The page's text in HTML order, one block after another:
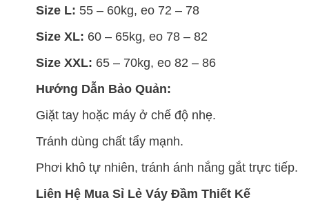
Size L: 55 – 60kg, eo 72 – 78
Size XL: 60 – 65kg, eo 78 – 82
Size XXL: 65 – 70kg, eo 82 – 86
Hướng Dẫn Bảo Quản:
Giặt tay hoặc máy ở chế độ nhẹ.
Tránh dùng chất tẩy mạnh.
Phơi khô tự nhiên, tránh ánh nắng gắt trực tiếp.
Liên Hệ Mua Sỉ Lẻ Váy Đầm Thiết Kế